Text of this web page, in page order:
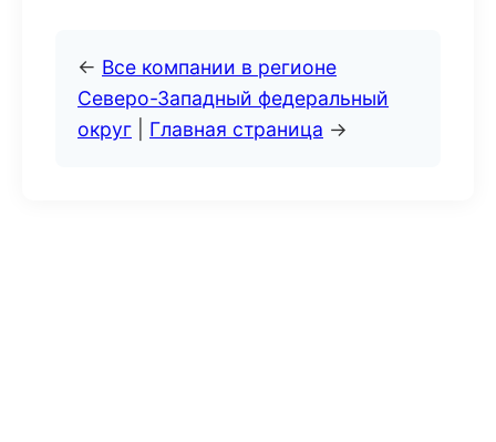
← Все компании в регионе
Северо-Западный федеральный
округ
Главная страница →